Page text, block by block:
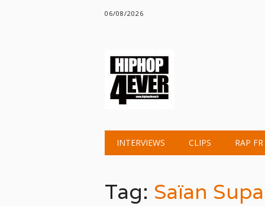
06/08/2026
Main menu
INTERVIEWS CLIPS RAP FR
Tag: Saïan